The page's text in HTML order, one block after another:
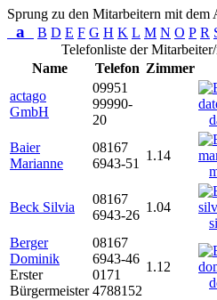
Sprung zu den Mitarbeitern mit dem
a B D E F G H K L M N O P R
Telefonliste der
Name
Telefon Zimmer
actago
GmbH
09951
99990-
20
Baier
Marianne
08167
6943-51
1.14
Beck Silvia
08167
6943-26
1.04
Berger
Dominik
Erster
Bürgermeister
08167
6943-46
0171
4788152
1.12